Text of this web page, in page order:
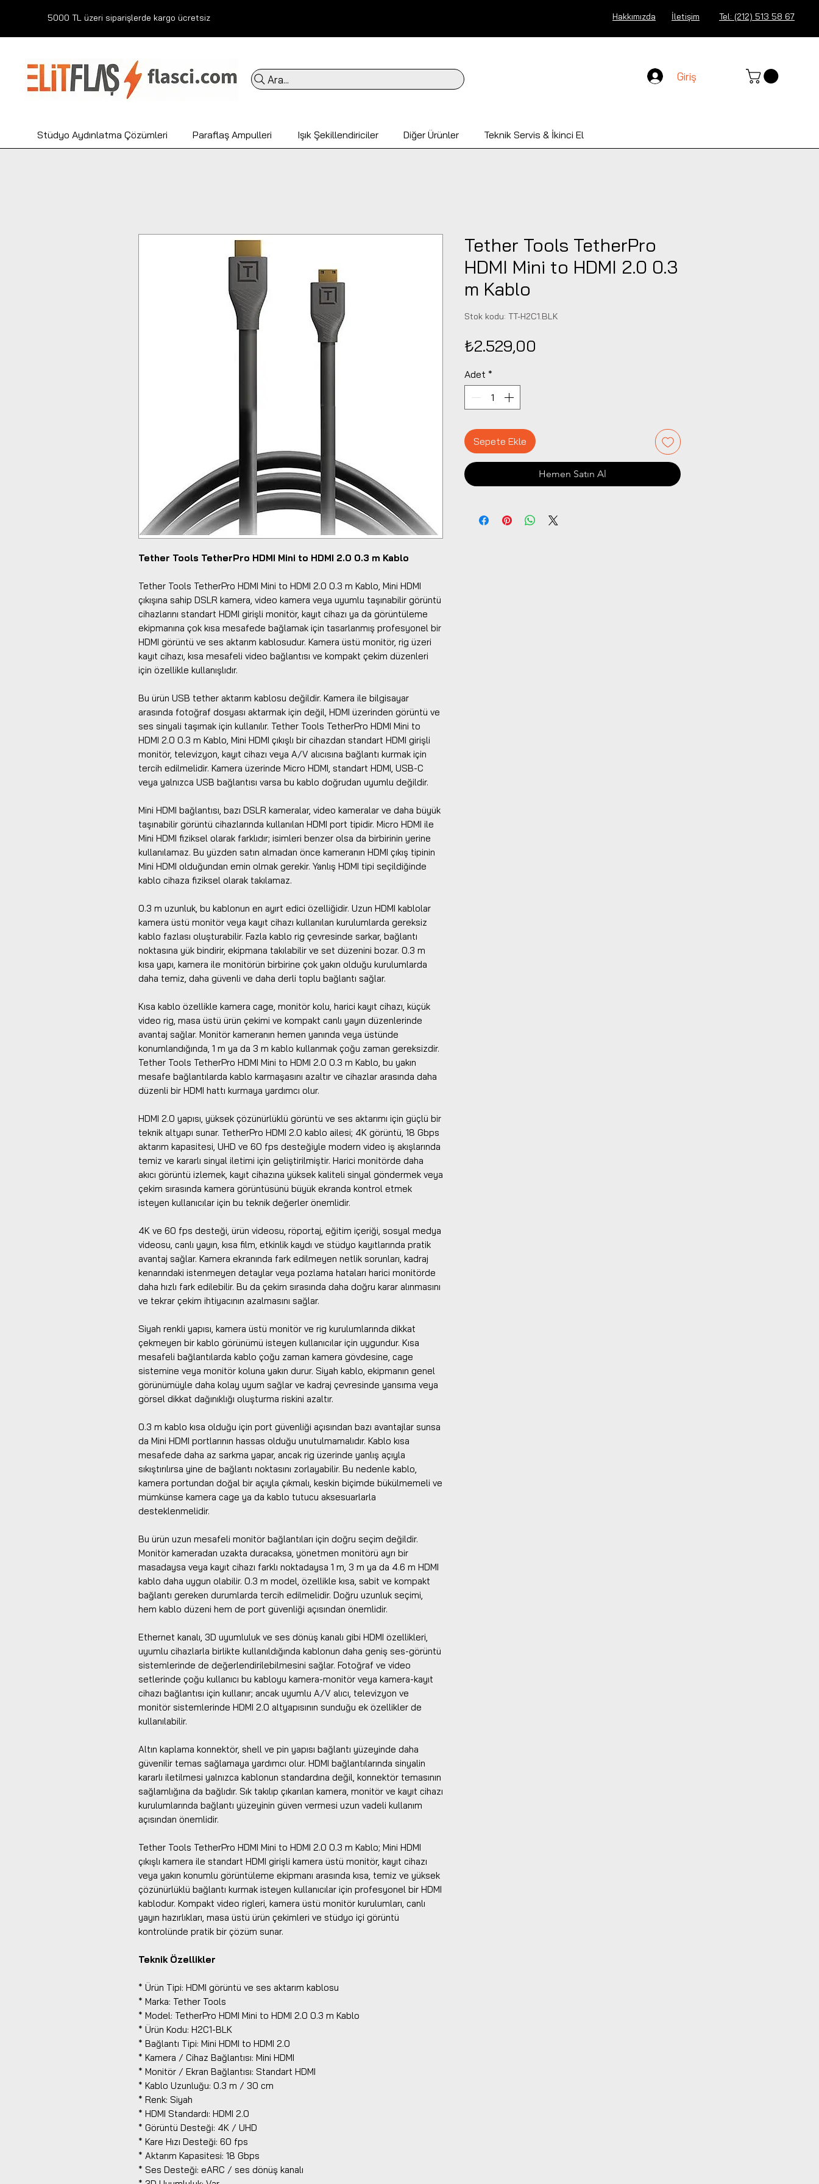
5000 TL üzeri siparişlerde kargo ücretsiz Hakkımızda İletişim Tel: (212) 513 58 67
Ara... Giriş
Stüdyo Aydınlatma Çözümleri Paraflaş Ampulleri Işık Şekillendiriciler Diğer Ürünler Teknik Servis & İkinci El
Tether Tools TetherPro HDMI Mini to HDMI 2.0 0.3 m Kablo
Tether Tools TetherPro HDMI Mini to HDMI 2.0 0.3 m Kablo, Mini HDMI
çıkışına sahip DSLR kamera, video kamera veya uyumlu taşınabilir görüntü
cihazlarını standart HDMI girişli monitör, kayıt cihazı ya da görüntüleme
ekipmanına çok kısa mesafede bağlamak için tasarlanmış profesyonel bir
HDMI görüntü ve ses aktarım kablosudur. Kamera üstü monitör, rig üzeri
kayıt cihazı, kısa mesafeli video bağlantısı ve kompakt çekim düzenleri
için özellikle kullanışlıdır.
Bu ürün USB tether aktarım kablosu değildir. Kamera ile bilgisayar
arasında fotoğraf dosyası aktarmak için değil, HDMI üzerinden görüntü ve
ses sinyali taşımak için kullanılır. Tether Tools TetherPro HDMI Mini to
HDMI 2.0 0.3 m Kablo, Mini HDMI çıkışlı bir cihazdan standart HDMI girişli
monitör, televizyon, kayıt cihazı veya A/V alıcısına bağlantı kurmak için
tercih edilmelidir. Kamera üzerinde Micro HDMI, standart HDMI, USB-C
veya yalnızca USB bağlantısı varsa bu kablo doğrudan uyumlu değildir.
Mini HDMI bağlantısı, bazı DSLR kameralar, video kameralar ve daha büyük
taşınabilir görüntü cihazlarında kullanılan HDMI port tipidir. Micro HDMI ile
Mini HDMI fiziksel olarak farklıdır; isimleri benzer olsa da birbirinin yerine
kullanılamaz. Bu yüzden satın almadan önce kameranın HDMI çıkış tipinin
Mini HDMI olduğundan emin olmak gerekir. Yanlış HDMI tipi seçildiğinde
kablo cihaza fiziksel olarak takılamaz.
0.3 m uzunluk, bu kablonun en ayırt edici özelliğidir. Uzun HDMI kablolar
kamera üstü monitör veya kayıt cihazı kullanılan kurulumlarda gereksiz
kablo fazlası oluşturabilir. Fazla kablo rig çevresinde sarkar, bağlantı
noktasına yük bindirir, ekipmana takılabilir ve set düzenini bozar. 0.3 m
kısa yapı, kamera ile monitörün birbirine çok yakın olduğu kurulumlarda
daha temiz, daha güvenli ve daha derli toplu bağlantı sağlar.
Kısa kablo özellikle kamera cage, monitör kolu, harici kayıt cihazı, küçük
video rig, masa üstü ürün çekimi ve kompakt canlı yayın düzenlerinde
avantaj sağlar. Monitör kameranın hemen yanında veya üstünde
konumlandığında, 1 m ya da 3 m kablo kullanmak çoğu zaman gereksizdir.
Tether Tools TetherPro HDMI Mini to HDMI 2.0 0.3 m Kablo, bu yakın
mesafe bağlantılarda kablo karmaşasını azaltır ve cihazlar arasında daha
düzenli bir HDMI hattı kurmaya yardımcı olur.
HDMI 2.0 yapısı, yüksek çözünürlüklü görüntü ve ses aktarımı için güçlü bir
teknik altyapı sunar. TetherPro HDMI 2.0 kablo ailesi; 4K görüntü, 18 Gbps
aktarım kapasitesi, UHD ve 60 fps desteğiyle modern video iş akışlarında
temiz ve kararlı sinyal iletimi için geliştirilmiştir. Harici monitörde daha
akıcı görüntü izlemek, kayıt cihazına yüksek kaliteli sinyal göndermek veya
çekim sırasında kamera görüntüsünü büyük ekranda kontrol etmek
isteyen kullanıcılar için bu teknik değerler önemlidir.
4K ve 60 fps desteği, ürün videosu, röportaj, eğitim içeriği, sosyal medya
videosu, canlı yayın, kısa film, etkinlik kaydı ve stüdyo kayıtlarında pratik
avantaj sağlar. Kamera ekranında fark edilmeyen netlik sorunları, kadraj
kenarındaki istenmeyen detaylar veya pozlama hataları harici monitörde
daha hızlı fark edilebilir. Bu da çekim sırasında daha doğru karar alınmasını
ve tekrar çekim ihtiyacının azalmasını sağlar.
Siyah renkli yapısı, kamera üstü monitör ve rig kurulumlarında dikkat
çekmeyen bir kablo görünümü isteyen kullanıcılar için uygundur. Kısa
mesafeli bağlantılarda kablo çoğu zaman kamera gövdesine, cage
sistemine veya monitör koluna yakın durur. Siyah kablo, ekipmanın genel
görünümüyle daha kolay uyum sağlar ve kadraj çevresinde yansıma veya
görsel dikkat dağınıklığı oluşturma riskini azaltır.
0.3 m kablo kısa olduğu için port güvenliği açısından bazı avantajlar sunsa
da Mini HDMI portlarının hassas olduğu unutulmamalıdır. Kablo kısa
mesafede daha az sarkma yapar, ancak rig üzerinde yanlış açıyla
sıkıştırılırsa yine de bağlantı noktasını zorlayabilir. Bu nedenle kablo,
kamera portundan doğal bir açıyla çıkmalı, keskin biçimde bükülmemeli ve
mümkünse kamera cage ya da kablo tutucu aksesuarlarla
desteklenmelidir.
Bu ürün uzun mesafeli monitör bağlantıları için doğru seçim değildir.
Monitör kameradan uzakta duracaksa, yönetmen monitörü ayrı bir
masadaysa veya kayıt cihazı farklı noktadaysa 1 m, 3 m ya da 4.6 m HDMI
kablo daha uygun olabilir. 0.3 m model, özellikle kısa, sabit ve kompakt
bağlantı gereken durumlarda tercih edilmelidir. Doğru uzunluk seçimi,
hem kablo düzeni hem de port güvenliği açısından önemlidir.
Ethernet kanalı, 3D uyumluluk ve ses dönüş kanalı gibi HDMI özellikleri,
uyumlu cihazlarla birlikte kullanıldığında kablonun daha geniş ses-görüntü
sistemlerinde de değerlendirilebilmesini sağlar. Fotoğraf ve video
setlerinde çoğu kullanıcı bu kabloyu kamera-monitör veya kamera-kayıt
cihazı bağlantısı için kullanır; ancak uyumlu A/V alıcı, televizyon ve
monitör sistemlerinde HDMI 2.0 altyapısının sunduğu ek özellikler de
kullanılabilir.
Altın kaplama konnektör, shell ve pin yapısı bağlantı yüzeyinde daha
güvenilir temas sağlamaya yardımcı olur. HDMI bağlantılarında sinyalin
kararlı iletilmesi yalnızca kablonun standardına değil, konnektör temasının
sağlamlığına da bağlıdır. Sık takılıp çıkarılan kamera, monitör ve kayıt cihazı
kurulumlarında bağlantı yüzeyinin güven vermesi uzun vadeli kullanım
açısından önemlidir.
Tether Tools TetherPro HDMI Mini to HDMI 2.0 0.3 m Kablo; Mini HDMI
çıkışlı kamera ile standart HDMI girişli kamera üstü monitör, kayıt cihazı
veya yakın konumlu görüntüleme ekipmanı arasında kısa, temiz ve yüksek
çözünürlüklü bağlantı kurmak isteyen kullanıcılar için profesyonel bir HDMI
kablodur. Kompakt video rigleri, kamera üstü monitör kurulumları, canlı
yayın hazırlıkları, masa üstü ürün çekimleri ve stüdyo içi görüntü
kontrolünde pratik bir çözüm sunar.
Teknik Özellikler
* Ürün Tipi: HDMI görüntü ve ses aktarım kablosu
* Marka: Tether Tools
* Model: TetherPro HDMI Mini to HDMI 2.0 0.3 m Kablo
* Ürün Kodu: H2C1-BLK
* Bağlantı Tipi: Mini HDMI to HDMI 2.0
* Kamera / Cihaz Bağlantısı: Mini HDMI
* Monitör / Ekran Bağlantısı: Standart HDMI
* Kablo Uzunluğu: 0.3 m / 30 cm
* Renk: Siyah
* HDMI Standardı: HDMI 2.0
* Görüntü Desteği: 4K / UHD
* Kare Hızı Desteği: 60 fps
* Aktarım Kapasitesi: 18 Gbps
* Ses Desteği: eARC / ses dönüş kanalı
Tether Tools TetherPro
HDMI Mini to HDMI 2.0 0.3
m Kablo
Stok kodu: TT-H2C1.BLK
₺2.529,00
Adet *
Sepete Ekle
Hemen Satın Al